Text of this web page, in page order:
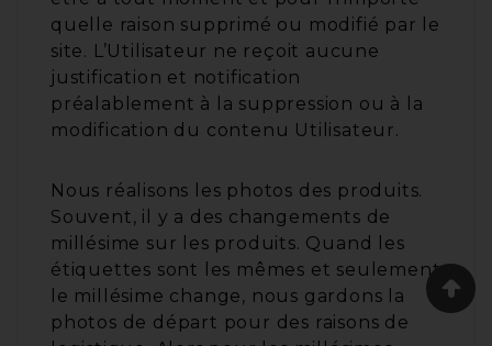
quelle raison supprimé ou modifié par le
site. L’Utilisateur ne reçoit aucune
justification et notification
préalablement à la suppression ou à la
modification du contenu Utilisateur.
Nous réalisons les photos des produits.
Souvent, il y a des changements de
millésime sur les produits. Quand les
étiquettes sont les mêmes et seulement
le millésime change, nous gardons la
photos de départ pour des raisons de